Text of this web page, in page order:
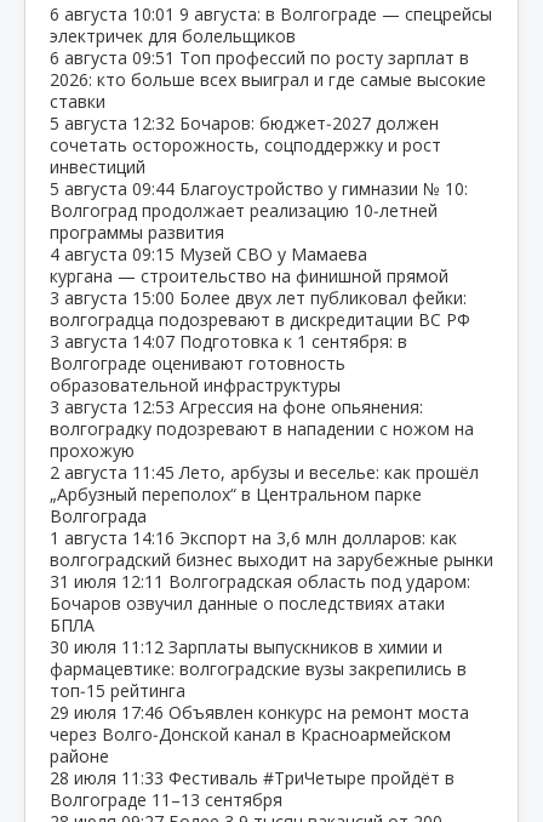
6 августа 10:01 9 августа: в Волгограде — спецрейсы
электричек для болельщиков
6 августа 09:51 Топ профессий по росту зарплат в
2026: кто больше всех выиграл и где самые высокие
ставки
5 августа 12:32 Бочаров: бюджет‑2027 должен
сочетать осторожность, соцподдержку и рост
инвестиций
5 августа 09:44 Благоустройство у гимназии № 10:
Волгоград продолжает реализацию 10‑летней
программы развития
4 августа 09:15 Музей СВО у Мамаева
кургана — строительство на финишной прямой
3 августа 15:00 Более двух лет публиковал фейки:
волгоградца подозревают в дискредитации ВС РФ
3 августа 14:07 Подготовка к 1 сентября: в
Волгограде оценивают готовность
образовательной инфраструктуры
3 августа 12:53 Агрессия на фоне опьянения:
волгоградку подозревают в нападении с ножом на
прохожую
2 августа 11:45 Лето, арбузы и веселье: как прошёл
„Арбузный переполох“ в Центральном парке
Волгограда
1 августа 14:16 Экспорт на 3,6 млн долларов: как
волгоградский бизнес выходит на зарубежные рынки
31 июля 12:11 Волгоградская область под ударом:
Бочаров озвучил данные о последствиях атаки
БПЛА
30 июля 11:12 Зарплаты выпускников в химии и
фармацевтике: волгоградские вузы закрепились в
топ‑15 рейтинга
29 июля 17:46 Объявлен конкурс на ремонт моста
через Волго‑Донской канал в Красноармейском
районе
28 июля 11:33 Фестиваль #ТриЧетыре пройдёт в
Волгограде 11–13 сентября